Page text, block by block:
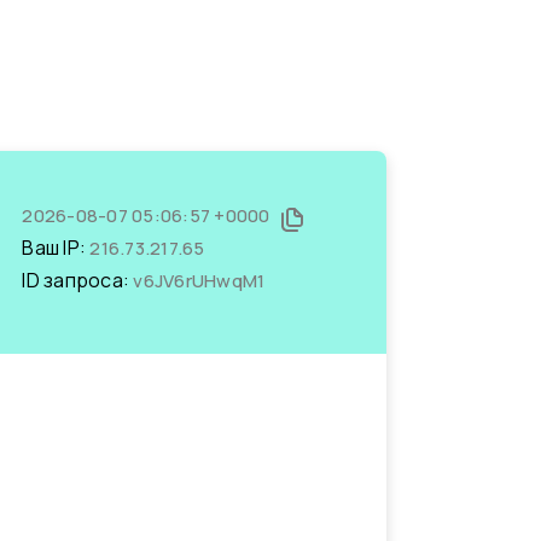
2026-08-07 05:06:57 +0000
Ваш IP:216.73.217.65
ID запроса:v6JV6rUHwqM1